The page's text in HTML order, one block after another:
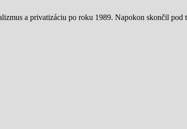
a privatizáciu po roku 1989. Napokon skončil pod